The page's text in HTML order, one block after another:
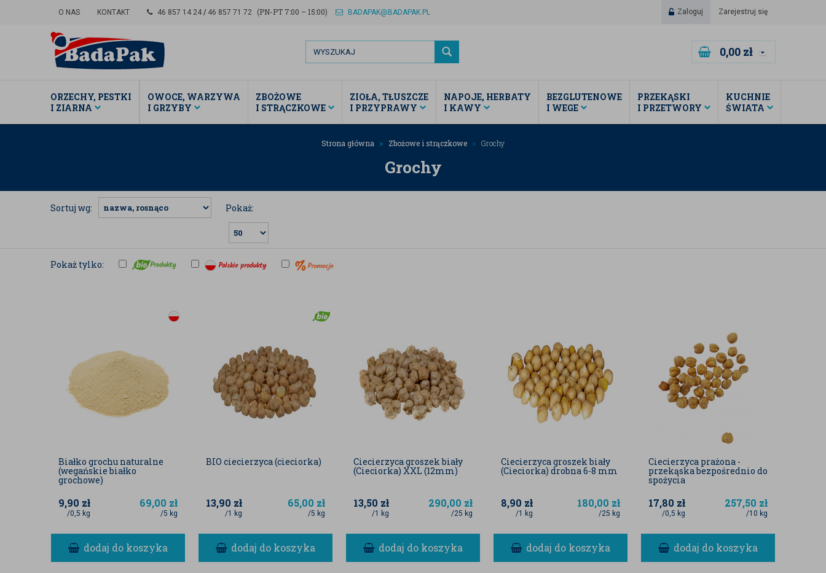
O NAS KONTAKT 46 857 14 24 / 46 857 71 72 (PN-PT 7:00 – 15:00) BADAPAK@BADAPAK.PL Zaloguj Zarejestruj się
0,00 zł
ORZECHY, PESTKI
I ZIARNA
OWOCE, WARZYWA
I GRZYBY
ZBOŻOWE
I STRĄCZKOWE
ZIOŁA, TŁUSZCZE
I PRZYPRAWY
NAPOJE, HERBATY
I KAWY
BEZGLUTENOWE
I WEGE
PRZEKĄSKI
I PRZETWORY
KUCHNIE
ŚWIATA
Strona główna Zbożowe i strączkowe Grochy
Grochy
Sortuj wg: Pokaż:
Pokaż tylko:
Białko grochu naturalne
(wegańskie białko
grochowe)
9,90 zł
/0,5 kg
69,00 zł
/5 kg
dodaj do koszyka
BIO ciecierzyca (cieciorka)
13,90 zł
/1 kg
65,00 zł
/5 kg
dodaj do koszyka
Ciecierzyca groszek biały
(Cieciorka) XXL (12mm)
13,50 zł
/1 kg
290,00 zł
/25 kg
dodaj do koszyka
Ciecierzyca groszek biały
(Cieciorka) drobna 6-8 mm
8,90 zł
/1 kg
180,00 zł
/25 kg
dodaj do koszyka
Ciecierzyca prażona -
przekąska bezpośrednio do
spożycia
17,80 zł
/0,5 kg
257,50 zł
/10 kg
dodaj do koszyka